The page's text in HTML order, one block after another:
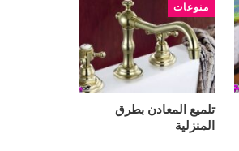
منوعات
تلميع المعادن بطرق
المنزلية